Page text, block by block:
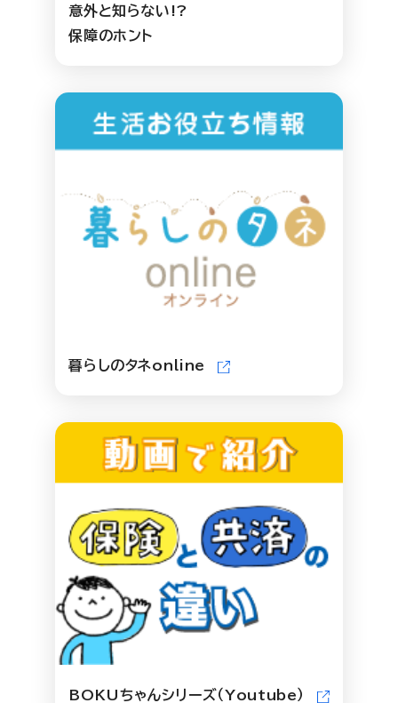
意外と知らない!?
保障のホント
暮らしのタネonline
BOKUちゃんシリーズ（Youtube）